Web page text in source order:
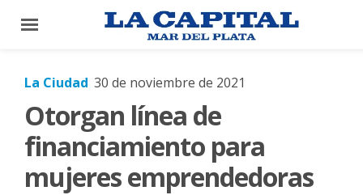
×
El
País
Mundo
La Ciudad 30 de noviembre de 2021
Otorgan línea de
financiamiento para
mujeres emprendedoras